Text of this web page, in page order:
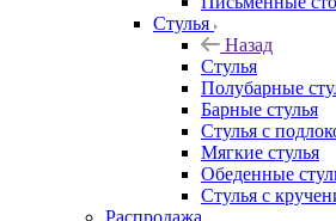
Стулья
Назад
Стулья
Полубарные
Барные стулья
Стулья с
Мягкие стулья
Обеденные
Стулья с
Распродажа